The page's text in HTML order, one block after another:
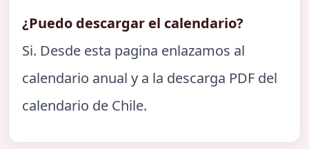
¿Puedo descargar el calendario?
Si. Desde esta pagina enlazamos al
calendario anual y a la descarga PDF del
calendario de Chile.